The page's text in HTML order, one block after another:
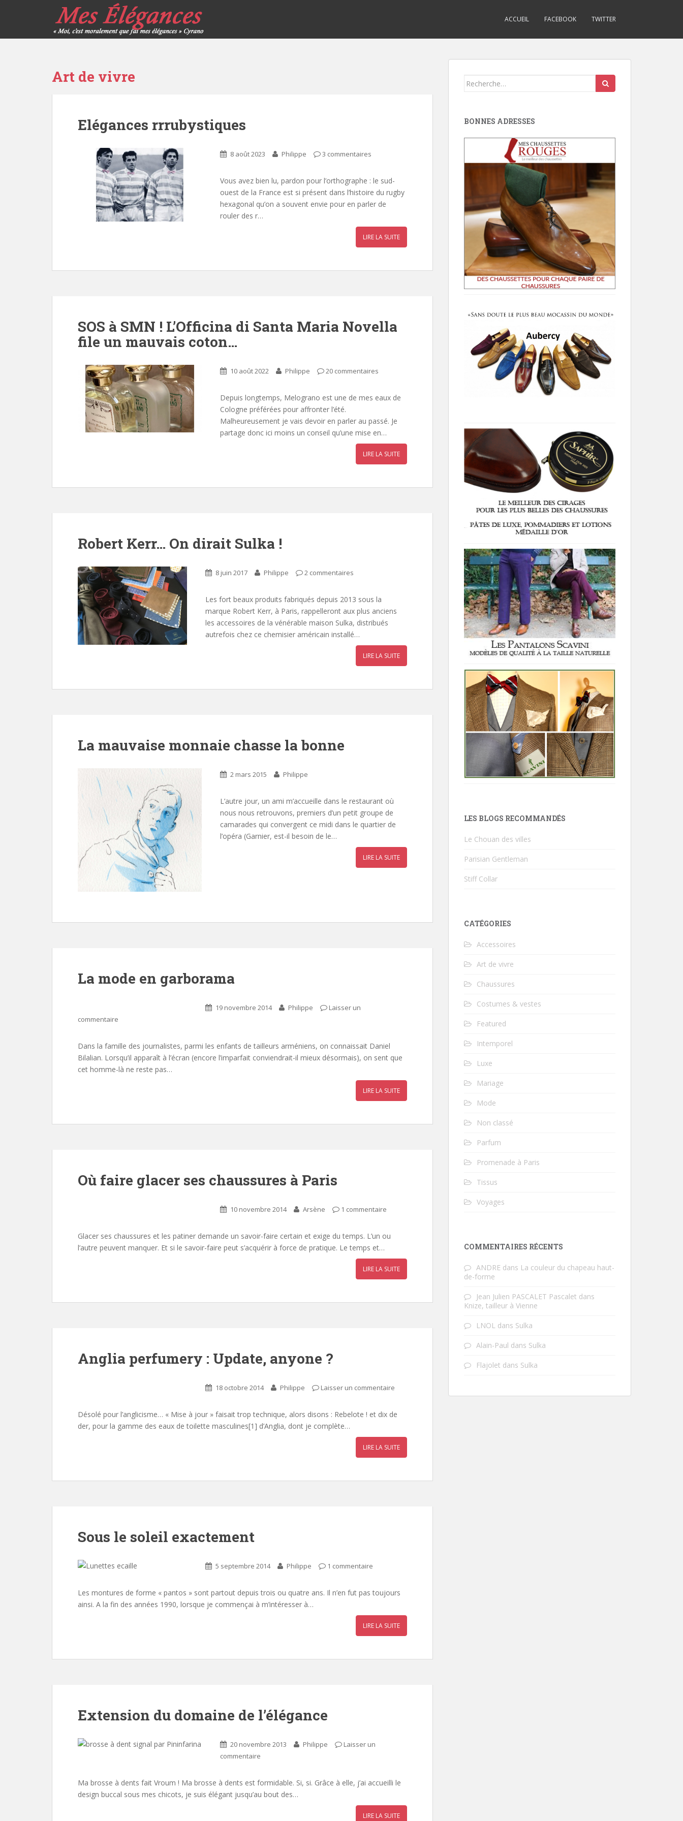
ACCUEIL FACEBOOK TWITTER
Art de vivre
Elégances rrrubystiques
8 août 2023 Philippe 3 commentaires
Vous avez bien lu, pardon pour l’orthographe : le sud-
ouest de la France est si présent dans l’histoire du rugby
hexagonal qu’on a souvent envie pour en parler de
rouler des r…
LIRE LA SUITE
SOS à SMN ! L’Officina di Santa Maria Novella
file un mauvais coton…
10 août 2022 Philippe 20 commentaires
Depuis longtemps, Melograno est une de mes eaux de
Cologne préférées pour affronter l’été.
Malheureusement je vais devoir en parler au passé. Je
partage donc ici moins un conseil qu’une mise en…
LIRE LA SUITE
Robert Kerr… On dirait Sulka !
8 juin 2017 Philippe 2 commentaires
Les fort beaux produits fabriqués depuis 2013 sous la
marque Robert Kerr, à Paris, rappelleront aux plus anciens
les accessoires de la vénérable maison Sulka, distribués
autrefois chez ce chemisier américain installé…
LIRE LA SUITE
La mauvaise monnaie chasse la bonne
2 mars 2015 Philippe
L’autre jour, un ami m’accueille dans le restaurant où
nous nous retrouvons, premiers d’un petit groupe de
camarades qui convergent ce midi dans le quartier de
l’opéra (Garnier, est-il besoin de le…
LIRE LA SUITE
La mode en garborama
19 novembre 2014 Philippe
Laisser un
commentaire
Dans la famille des journalistes, parmi les enfants de tailleurs arméniens, on connaissait Daniel
Bilalian. Lorsqu’il apparaît à l’écran (encore l’imparfait conviendrait-il mieux désormais), on sent que
cet homme-là ne reste pas…
LIRE LA SUITE
Où faire glacer ses chaussures à Paris
10 novembre 2014 Arsène 1 commentaire
Glacer ses chaussures et les patiner demande un savoir-faire certain et exige du temps. L’un ou
l’autre peuvent manquer. Et si le savoir-faire peut s’acquérir à force de pratique. Le temps et…
LIRE LA SUITE
Anglia perfumery : Update, anyone ?
18 octobre 2014 Philippe Laisser un commentaire
Désolé pour l’anglicisme… « Mise à jour » faisait trop technique, alors disons : Rebelote ! et dix de
der, pour la gamme des eaux de toilette masculines[1] d’Anglia, dont je complète…
LIRE LA SUITE
Sous le soleil exactement
5 septembre 2014 Philippe 1 commentaire
Les montures de forme « pantos » sont partout depuis trois ou quatre ans. Il n’en fut pas toujours
ainsi. A la fin des années 1990, lorsque je commençai à m’intéresser à…
LIRE LA SUITE
Extension du domaine de l’élégance
20 novembre 2013 Philippe
Laisser un
commentaire
Ma brosse à dents fait Vroum ! Ma brosse à dents est formidable. Si, si. Grâce à elle, j’ai accueilli le
design buccal sous mes chicots, je suis élégant jusqu’au bout des…
LIRE LA SUITE
Search
BONNES ADRESSES
LES BLOGS RECOMMANDÉS
Le Chouan des villes
Parisian Gentleman
Stiff Collar
CATÉGORIES
Accessoires
Art de vivre
Chaussures
Costumes & vestes
Featured
Intemporel
Luxe
Mariage
Mode
Non classé
Parfum
Promenade à Paris
Tissus
Voyages
COMMENTAIRES RÉCENTS
ANDRE dans La couleur du chapeau haut-
de-forme
Jean Julien PASCALET Pascalet dans
Knize, tailleur à Vienne
LNOL dans Sulka
Alain-Paul dans Sulka
Flajolet dans Sulka